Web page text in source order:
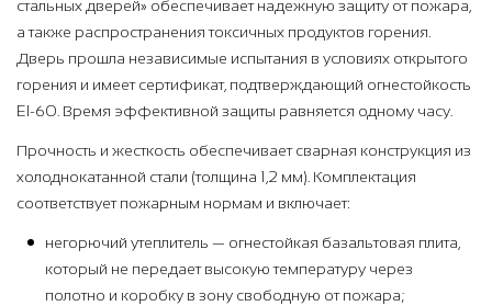
стальных дверей» обеспечивает надежную защиту от пожара,
а также распространения токсичных продуктов горения.
Дверь прошла независимые испытания в условиях открытого
горения и имеет сертификат, подтверждающий огнестойкость
EI-60. Время эффективной защиты равняется одному часу.
Прочность и жесткость обеспечивает сварная конструкция из
холоднокатанной стали (толщина 1,2 мм). Комплектация
соответствует пожарным нормам и включает:
негорючий утеплитель — огнестойкая базальтовая плита,
который не передает высокую температуру через
полотно и коробку в зону свободную от пожара;